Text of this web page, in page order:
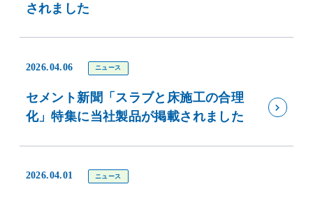
されました
2026.04.06 ニュース
セメント新聞「スラブと床施工の合理
化」特集に当社製品が掲載されました
2026.04.01 ニュース